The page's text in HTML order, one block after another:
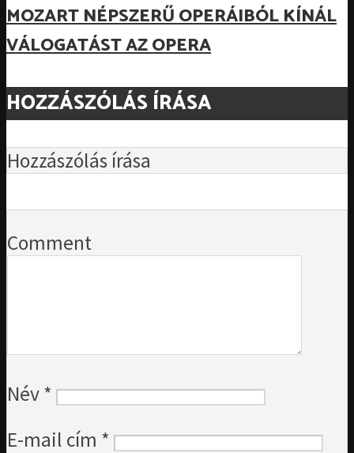
MOZART NÉPSZERŰ OPERÁIBÓL KÍNÁL
VÁLOGATÁST AZ OPERA
HOZZÁSZÓLÁS ÍRÁSA
Hozzászólás írása
Comment
Név*
E-mail cím *